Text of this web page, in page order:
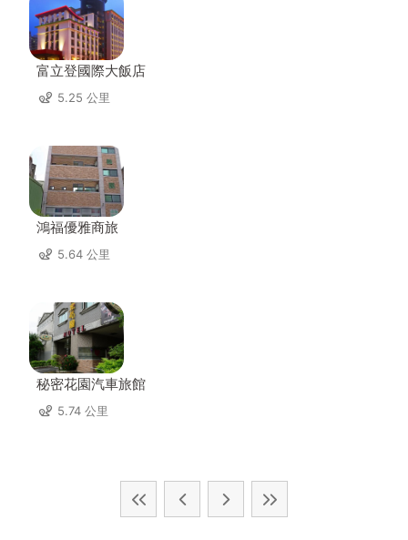
富立登國際大飯店
5.25 公里
鴻福優雅商旅
5.64 公里
秘密花園汽車旅館
5.74 公里